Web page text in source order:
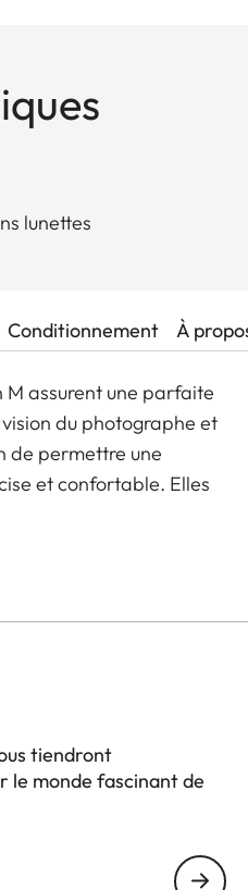
lunettes
Conditionnement À
assurent une parfaite
du photographe et
de permettre une
et confortable. Elles
du leica M est réglé par
de garantir une visée
tiendront
le monde fascinant de